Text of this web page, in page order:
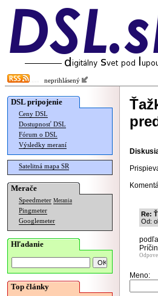
neprihlásený
DSL pripojenie
Ceny DSL
Dostupnosť DSL
Fórum o DSL
Výsledky meraní
Satelitná mapa SR
Merače
Speedmeter Merania
Pingmeter
Googlemeter
Hľadanie
Top články
Re:
Od:
Meno: